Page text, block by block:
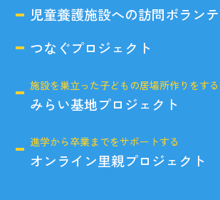
児童養護施設への訪問ボラン
つなぐプロジェクト
施設を巣立った子どもの居場所作りをする
みらい基地プロジェクト
進学から卒業までをサポートする
オンライン里親プロジェクト